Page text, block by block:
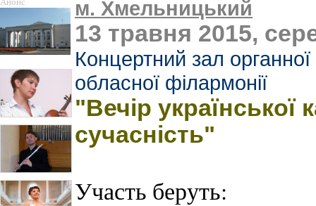
м. Хмельницький
13 травня 2015,
Концертний зал
обласної філармонії
"Вечір української
сучасність"
Участь беруть: